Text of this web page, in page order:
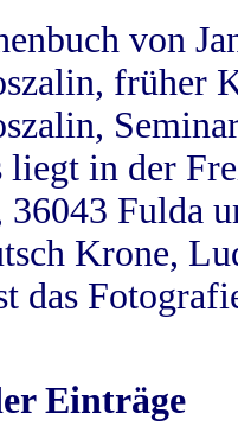
von
früher
liegt in der
36043 Fulda
Krone,
das
Einträge